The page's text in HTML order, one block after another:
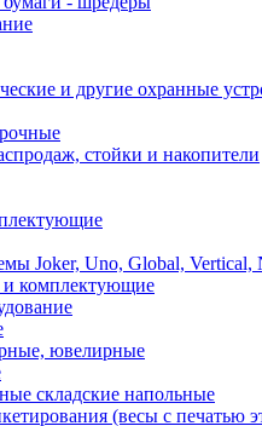
и другие охранные
стойки и накопители
Joker, Uno, Global, Vertical,
комплектующие
ювелирные
складские напольные
(весы с печатью